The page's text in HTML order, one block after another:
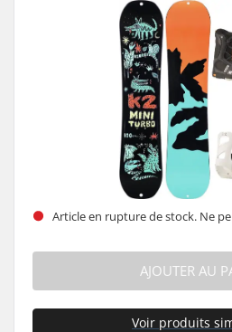
Article en rupture de stock. Ne
AJOUTER AU
Voir produits